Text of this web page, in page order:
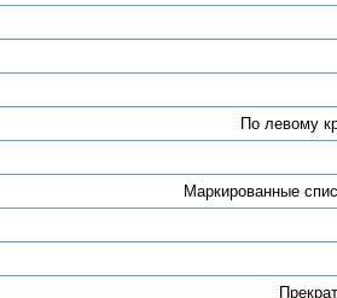
По левому
Маркированные